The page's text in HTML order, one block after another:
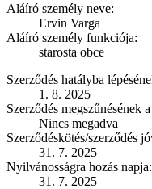
Aláíró személy neve:
Ervin Varga
Aláíró személy funkciója:
starosta obce
Szerződés hatályba
1. 8. 2025
Szerződés megszűnésének
Nincs megadva
Szerződéskötés/szerződés
31. 7. 2025
Nyilvánosságra hozás napja:
31. 7. 2025